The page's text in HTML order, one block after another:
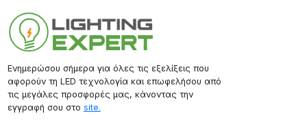
Ενημερώσου σήμερα για όλες τις εξελίξεις που
αφορούν τη LED τεχνολογία και επωφελήσου από
τις μεγάλες προσφορές μας, κάνοντας την
εγγραφή σου στο site.